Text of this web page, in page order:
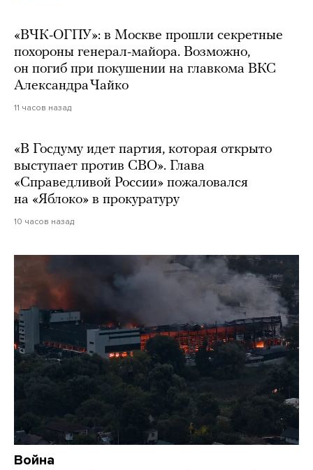
«ВЧК-ОГПУ»: в Москве прошли секретные
похороны генерал-майора. Возможно,
он погиб при покушении на главкома ВКС
Александра Чайко
11 часов назад
«В Госдуму идет партия, которая открыто
выступает против СВО». Глава
«Справедливой России» пожаловался
на «Яблоко» в прокуратуру
10 часов назад
Война